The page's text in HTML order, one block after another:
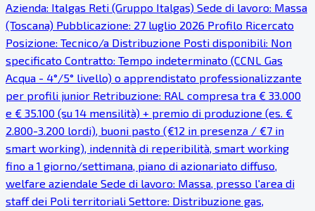
Azienda: Italgas Reti (Gruppo Italgas) Sede di lavoro: Massa
(Toscana) Pubblicazione: 27 luglio 2026 Profilo Ricercato
Posizione: Tecnico/a Distribuzione Posti disponibili: Non
specificato Contratto: Tempo indeterminato (CCNL Gas
Acqua - 4°/5° livello) o apprendistato professionalizzante
per profili junior Retribuzione: RAL compresa tra € 33.000
e € 35.100 (su 14 mensilità) + premio di produzione (es. €
2.800-3.200 lordi), buoni pasto (€12 in presenza / €7 in
smart working), indennità di reperibilità, smart working
fino a 1 giorno/settimana, piano di azionariato diffuso,
welfare aziendale Sede di lavoro: Massa, presso l'area di
staff dei Poli territoriali Settore: Distribuzione gas,